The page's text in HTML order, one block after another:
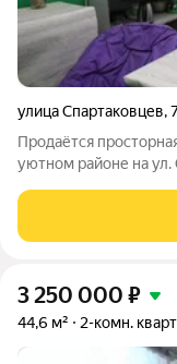
улица Спартаковцев,
Продаётся
уютном районе на
слышимостью.
комнаты раздельные.
3 250 000 ₽
44,6 м² 2-комн.